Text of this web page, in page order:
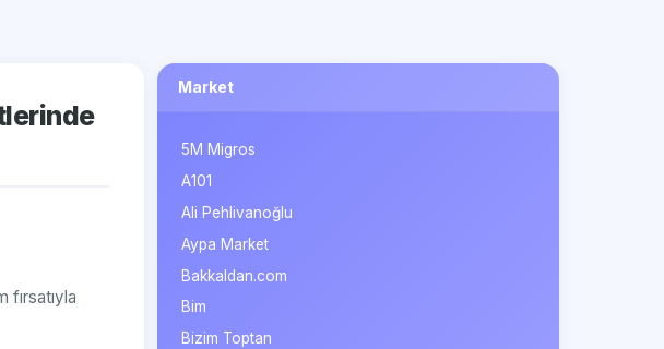
fırsatıyla
Market
5M Migros
A101
Ali Pehlivanoğlu
Aypa Market
Bakkaldan.com
Bim
Bizim Toptan